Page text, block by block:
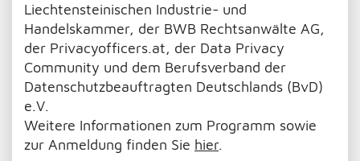
Liechtensteinischen Industrie- und
Handelskammer, der BWB Rechtsanwälte AG,
der Privacyofficers.at, der Data Privacy
Community und dem Berufsverband der
Datenschutzbeauftragten Deutschlands (BvD)
e.V.
Weitere Informationen zum Programm sowie
zur Anmeldung finden Sie hier.